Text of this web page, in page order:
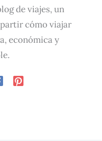
de viajes, un
cómo viajar
económica y